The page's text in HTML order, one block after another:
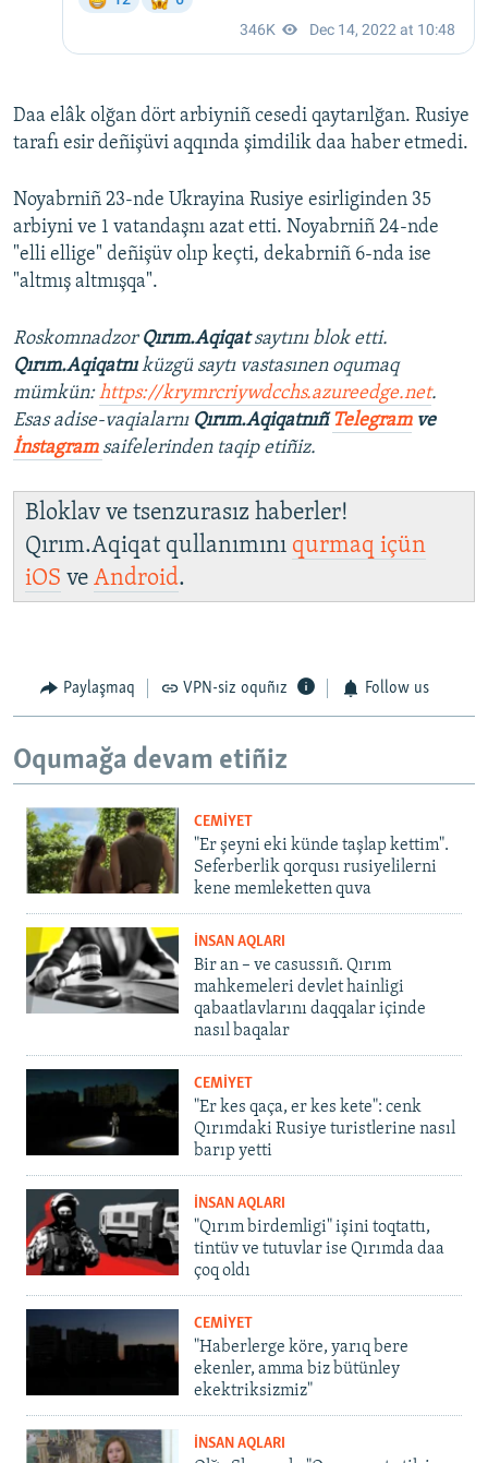
Daa elâk olğan dört arbiyniñ cesedi qaytarılğan. Rusiye
tarafı esir deñişüvi aqqında şimdilik daa haber etmedi.
Noyabrniñ 23-nde Ukrayina Rusiye esirliginden 35
arbiyni ve 1 vatandaşnı azat etti. Noyabrniñ 24-nde
"elli ellige" deñişüv olıp keçti, dekabrniñ 6-nda ise
"altmış altmışqa".
Roskomnadzor Qırım.Aqiqatsaytını blok etti.
Qırım.Aqiqatnıküzgü saytı vastasınen oqumaq
mümkün:https://krymrcriywdcchs.azureedge.net.
Esas adise-vaqialarnı Qırım.Aqiqatnıñ Telegramve
İnstagram saifelerinden taqip etiñiz.
Bloklav ve tsenzurasız haberler!
Qırım.Aqiqat qullanımını qurmaq içün
iOS ve Android.
Paylaşmaq VPN-siz oquñız Follow us
Oqumağa devam etiñiz
CEMİYET
"Er şeyni eki künde taşlap kettim".
Seferberlik qorqusı rusiyelilerni
kene memleketten quva
İNSAN AQLARI
Bir an – ve casussıñ. Qırım
mahkemeleri devlet hainligi
qabaatlavlarını daqqalar içinde
nasıl baqalar
CEMİYET
"Er kes qaça, er kes kete": cenk
Qırımdaki Rusiye turistlerine nasıl
barıp yetti
İNSAN AQLARI
"Qırım birdemligi" işini toqtattı,
tintüv ve tutuvlar ise Qırımda daa
çoq oldı
CEMİYET
"Haberlerge köre, yarıq bere
ekenler, amma biz bütünley
ekektriksizmiz"
İNSAN AQLARI